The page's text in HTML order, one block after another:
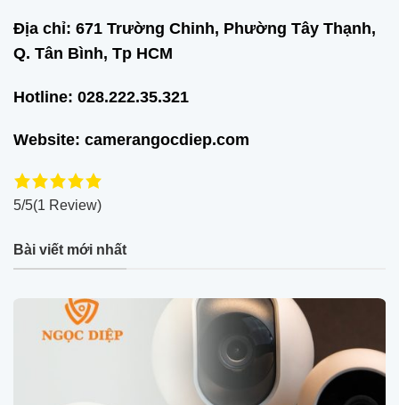
Địa chỉ: 671 Trường Chinh, Phường Tây Thạnh,
Q. Tân Bình, Tp HCM
Hotline: 028.222.35.321
Website: camerangocdiep.com
5/5(1 Review)
Bài viết mới nhất